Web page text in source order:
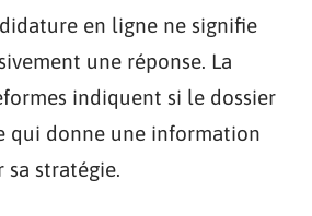
en ligne ne signifie
une réponse. La
indiquent si le dossier
qui donne une information
stratégie.